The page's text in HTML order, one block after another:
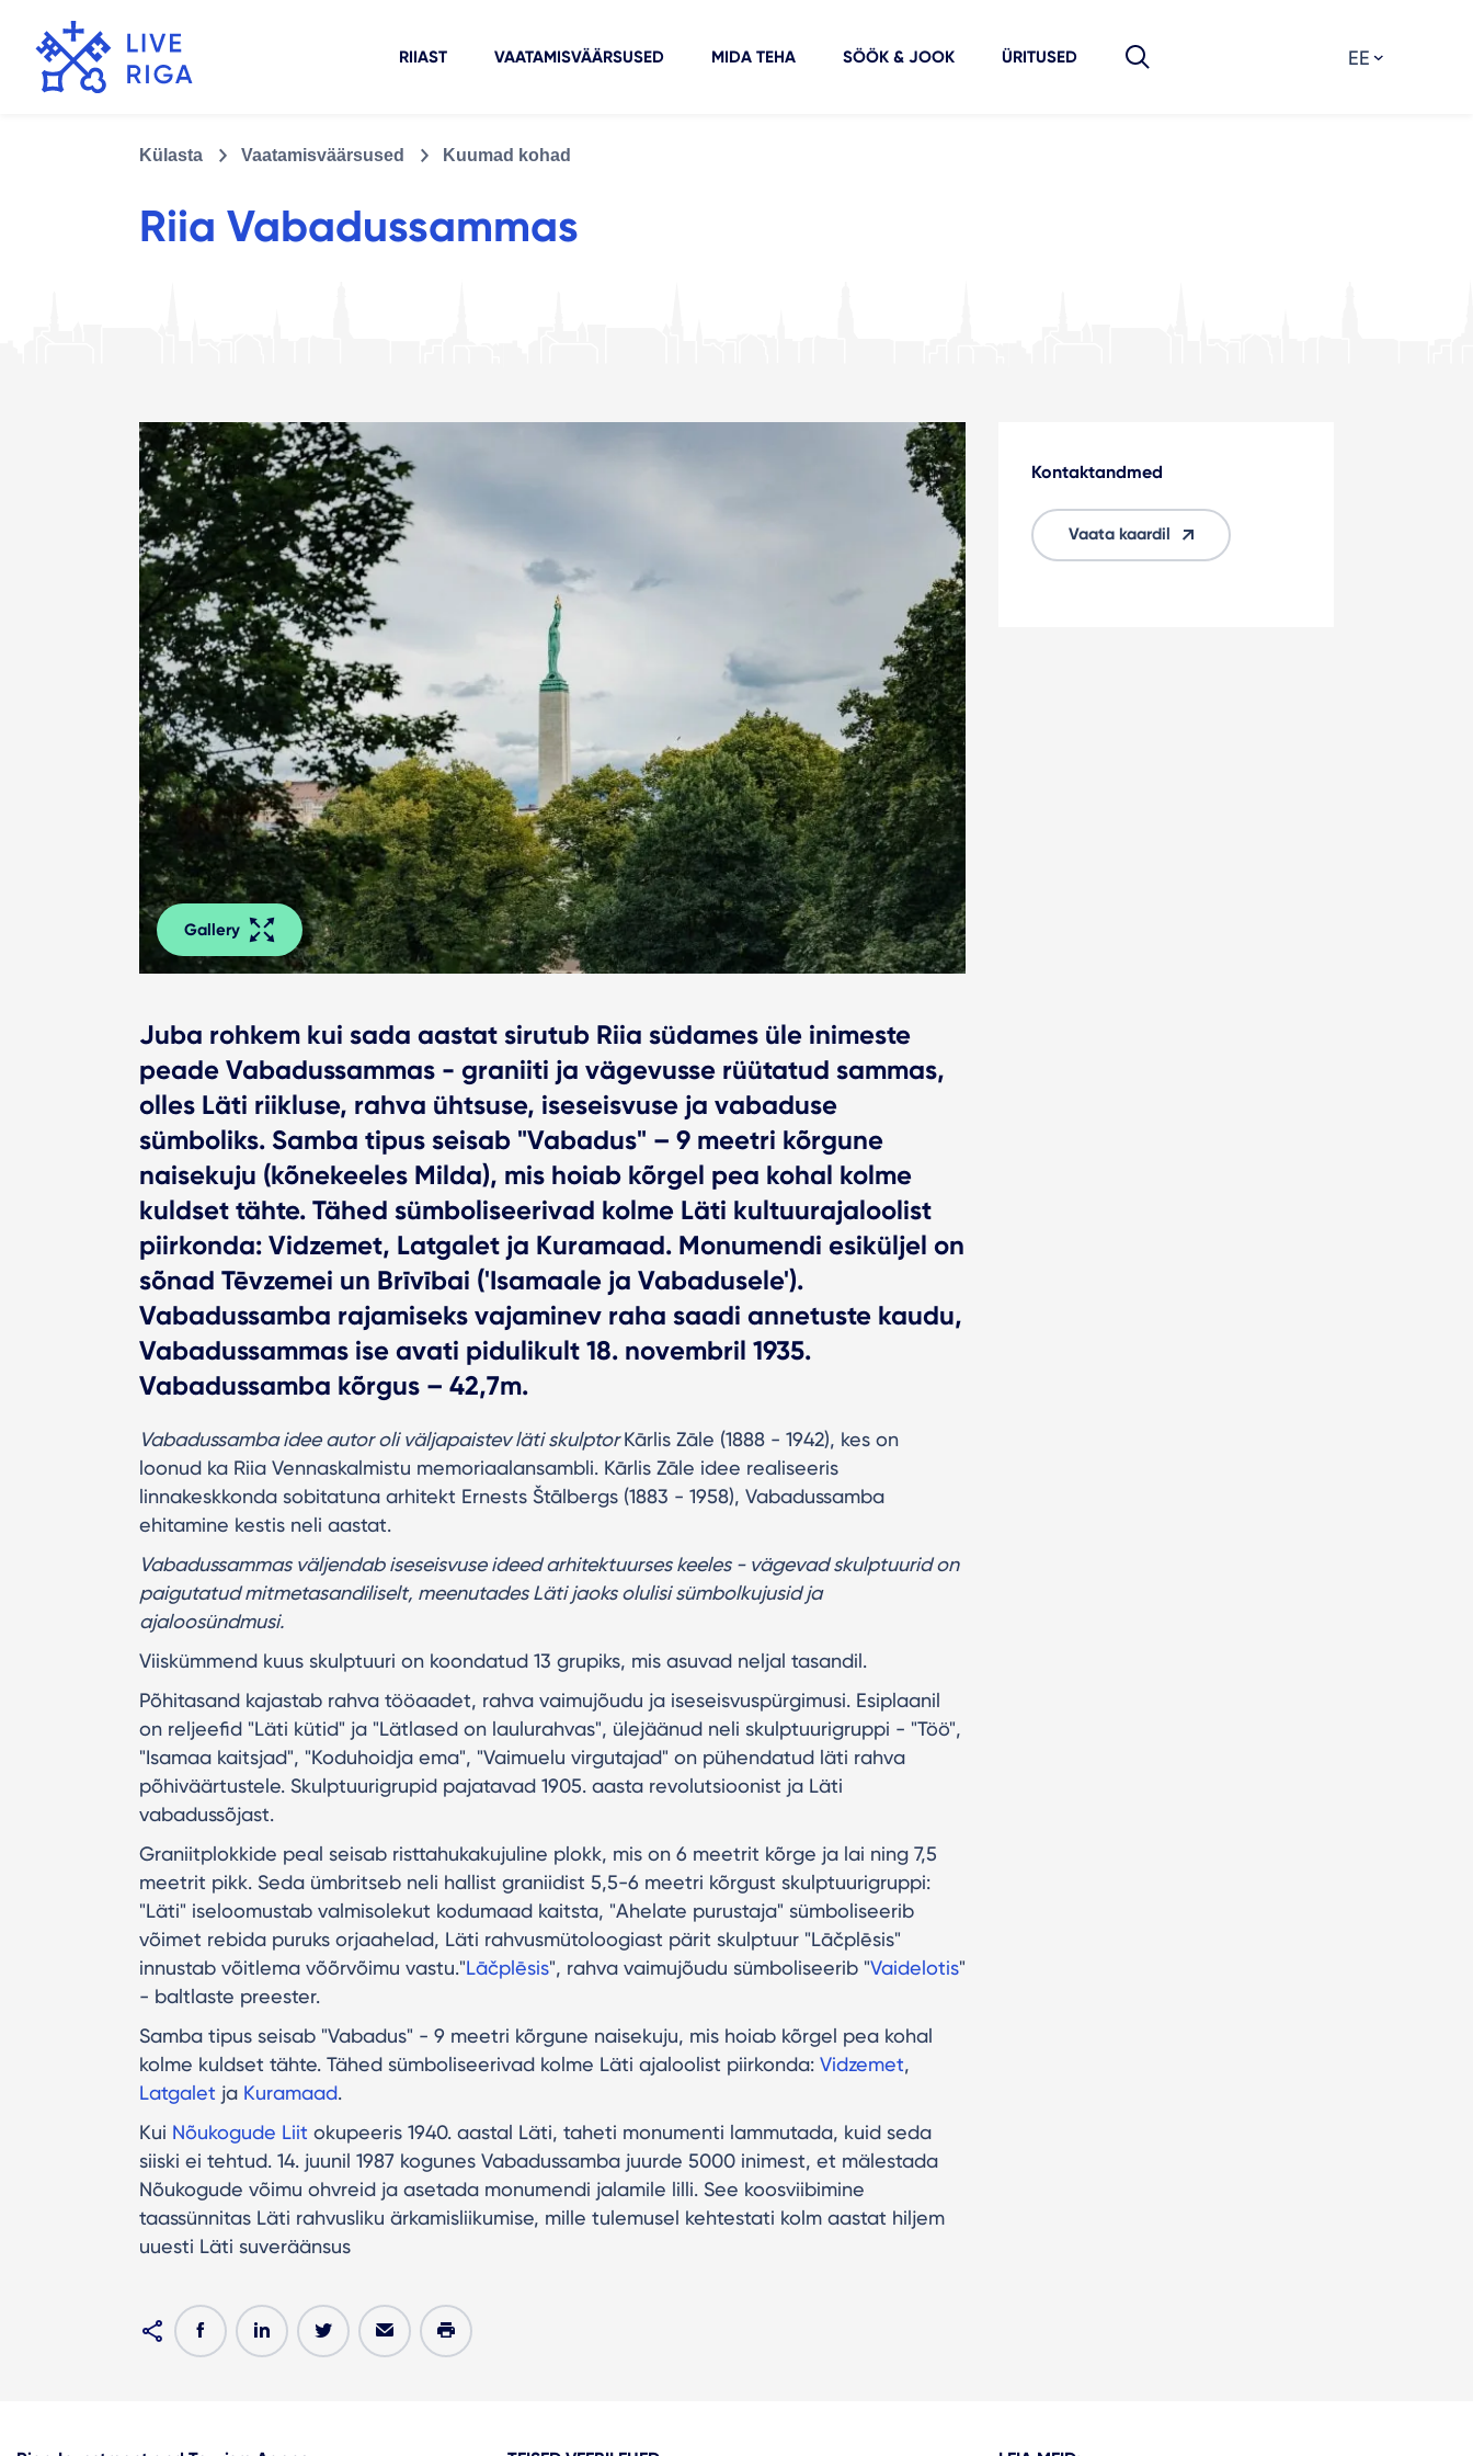
RIIAST VAATAMISVÄÄRSUSED MIDA TEHA SÖÖK & JOOK ÜRITUSED EE
Külasta Vaatamisväärsused Kuumad kohad
Riia Vabadussammas
Gallery
Juba rohkem kui sada aastat sirutub Riia südames üle inimeste
peade Vabadussammas - graniiti ja vägevusse rüütatud sammas,
olles Läti riikluse, rahva ühtsuse, iseseisvuse ja vabaduse
sümboliks. Samba tipus seisab "Vabadus" – 9 meetri kõrgune
naisekuju (kõnekeeles Milda), mis hoiab kõrgel pea kohal kolme
kuldset tähte. Tähed sümboliseerivad kolme Läti kultuurajaloolist
piirkonda: Vidzemet, Latgalet ja Kuramaad. Monumendi esiküljel on
sõnad Tēvzemei un Brīvībai ('Isamaale ja Vabadusele').
Vabadussamba rajamiseks vajaminev raha saadi annetuste kaudu,
Vabadussammas ise avati pidulikult 18. novembril 1935.
Vabadussamba kõrgus – 42,7m.
Vabadussamba idee autor oli väljapaistev läti skulptorKārlis Zāle (1888 - 1942), kes on
loonud ka Riia Vennaskalmistu memoriaalansambli. Kārlis Zāle idee realiseeris
linnakeskkonda sobitatuna arhitekt Ernests Štālbergs (1883 - 1958), Vabadussamba
ehitamine kestis neli aastat.
Vabadussammas väljendab iseseisvuse ideed arhitektuurses keeles - vägevad skulptuurid on
paigutatud mitmetasandiliselt, meenutades Läti jaoks olulisi sümbolkujusid ja
ajaloosündmusi.
Viiskümmend kuus skulptuuri on koondatud 13 grupiks, mis asuvad neljal tasandil.
Põhitasand kajastab rahva tööaadet, rahva vaimujõudu ja iseseisvuspürgimusi. Esiplaanil
on reljeefid "Läti kütid" ja "Lätlased on laulurahvas", ülejäänud neli skulptuurigruppi - "Töö",
"Isamaa kaitsjad", "Koduhoidja ema", "Vaimuelu virgutajad" on pühendatud läti rahva
põhiväärtustele. Skulptuurigrupid pajatavad 1905. aasta revolutsioonist ja Läti
vabadussõjast.
Graniitplokkide peal seisab risttahukakujuline plokk, mis on 6 meetrit kõrge ja lai ning 7,5
meetrit pikk. Seda ümbritseb neli hallist graniidist 5,5-6 meetri kõrgust skulptuurigruppi:
"Läti" iseloomustab valmisolekut kodumaad kaitsta, "Ahelate purustaja" sümboliseerib
võimet rebida puruks orjaahelad, Läti rahvusmütoloogiast pärit skulptuur "Lāčplēsis"
innustab võitlema võõrvõimu vastu."Lāčplēsis", rahva vaimujõudu sümboliseerib "Vaidelotis"
- baltlaste preester.
Samba tipus seisab "Vabadus" - 9 meetri kõrgune naisekuju, mis hoiab kõrgel pea kohal
kolme kuldset tähte. Tähed sümboliseerivad kolme Läti ajaloolist piirkonda: Vidzemet,
Latgalet ja Kuramaad.
Kui Nõukogude Liit okupeeris 1940. aastal Läti, taheti monumenti lammutada, kuid seda
siiski ei tehtud. 14. juunil 1987 kogunes Vabadussamba juurde 5000 inimest, et mälestada
Nõukogude võimu ohvreid ja asetada monumendi jalamile lilli. See koosviibimine
taassünnitas Läti rahvusliku ärkamisliikumise, mille tulemusel kehtestati kolm aastat hiljem
uuesti Läti suveräänsus
Kontaktandmed
Vaata kaardil